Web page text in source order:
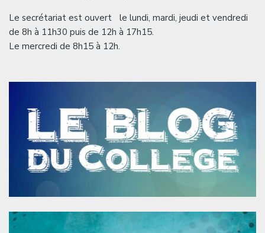
Le secrétariat est ouvert le lundi, mardi, jeudi et vendredi
de 8h à 11h30 puis de 12h à 17h15.
Le mercredi de 8h15 à 12h.